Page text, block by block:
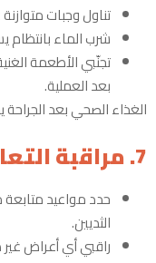
تناول وجبات
شرب الماء
تجنّبي الأطعمة
بعد العملية.
الغذاء الصحي بعد
7. مراقبة التعافي والزيارات الطبية
حدد مواعيد متابعة
الثديين.
راقبي أي أعراض